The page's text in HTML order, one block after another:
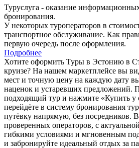
Туруслуга - оказание
бронирования.
У некоторых туроператоров в
транспортное обслуживание. Как
первую очередь после оформления.
Подробнее
Хотите оформить Туры в Эстонию в
круизе? На нашем маркетплейсе вы
мест и точную цену на каждую дату
наценок и устаревших предложений.
подходящий тур и нажмите «Купить у
перейдёте в систему бронирования
путёвку напрямую, без посредников.
проверенных операторов, с
гибкими условиями и мгновенным
и забронируйте идеальный отдых за